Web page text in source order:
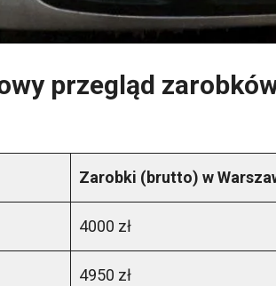
przegląd
Zarobki (brutto) w
4000 zł
4950 zł